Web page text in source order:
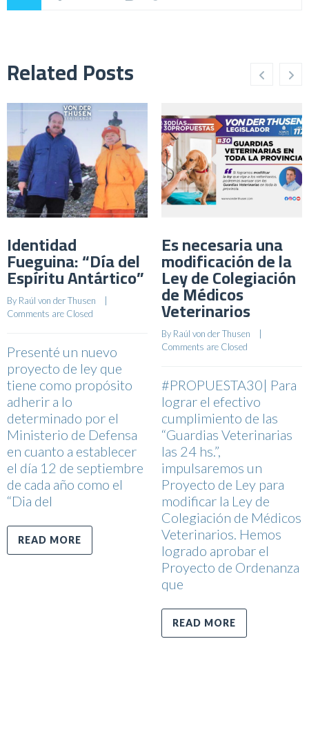
Related Posts
Identidad
Fueguina: “Día del
Espíritu Antártico”
By Raúl von der Thusen
Comments are Closed
Presenté un nuevo
proyecto de ley que
tiene como propósito
adherir a lo
determinado por el
Ministerio de Defensa
en cuanto a establecer
el día 12 de septiembre
de cada año como el
“Dia del
READ MORE
Es necesaria una
modificación de la
Ley de Colegiación
de Médicos
Veterinarios
By Raúl von der Thusen
Comments are Closed
#PROPUESTA30| Para
lograr el efectivo
cumplimiento de las
“Guardias Veterinarias
las 24 hs.”,
impulsaremos un
Proyecto de Ley para
modificar la Ley de
Colegiación de Médicos
Veterinarios. Hemos
logrado aprobar el
Proyecto de Ordenanza
que
READ MORE